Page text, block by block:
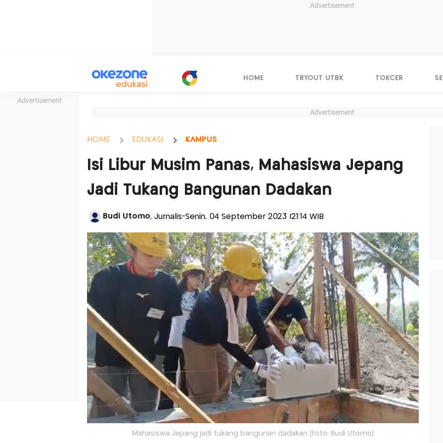
Advertisement
Advertisement
HOME TRYOUT UTBK TOKCER
Advertisement
HOME EDUKASI KAMPUS
Isi Libur Musim Panas, Mahasiswa Jepang
Jadi Tukang Bangunan Dadakan
Budi Utomo, Jurnalis-Senin, 04 September 2023 |21:14 WIB
Mahasiswa Jepang jadi tukang bangunan dadakan (Foto: Budi Utomo)